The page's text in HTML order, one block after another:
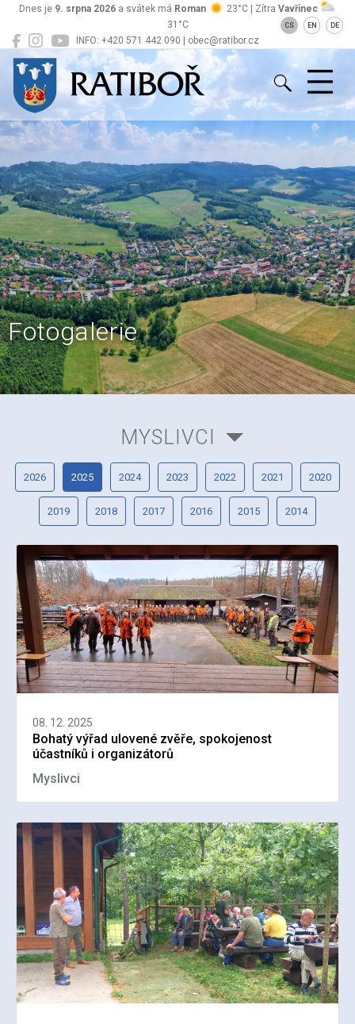
INFO: +420 571 442 090 | obec@ratibor.cz
Dnes je 9. srpna 2026 a svátek má Roman 23°C | Zítra Vavřinec
31°C
CS EN DE
Ratiboř
Fotogalerie
MYSLIVCI
2026 2025 2024 2023 2022 2021 2020
2019 2018 2017 2016 2015 2014
08. 12. 2025
Bohatý výřad ulovené zvěře, spokojenost
účastníků i organizátorů
Myslivci